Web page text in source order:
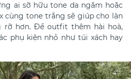
ai sỡ hữu tone da ngăm hoặc
cùng tone trắng sẽ giúp cho làn
rỡ hơn. Để outfit thêm hài hoà,
phụ kiện nhỏ như túi xách hay